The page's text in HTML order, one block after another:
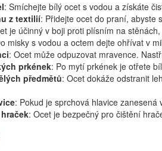
: Smíchejte bílý ocet s vodou a získáte
z textilií: Přidejte ocet do praní, abyste
je účinný v boji proti plísním na
misky s vodou a octem dejte ohřívat v
: Ocet může odpuzovat mravence.
prkének: Po mytí prkének je otřete
předmětů: Ocet dokáže odstranit
: Pokud je sprchová hlavice
: Ocet je bezpečný pro čištění